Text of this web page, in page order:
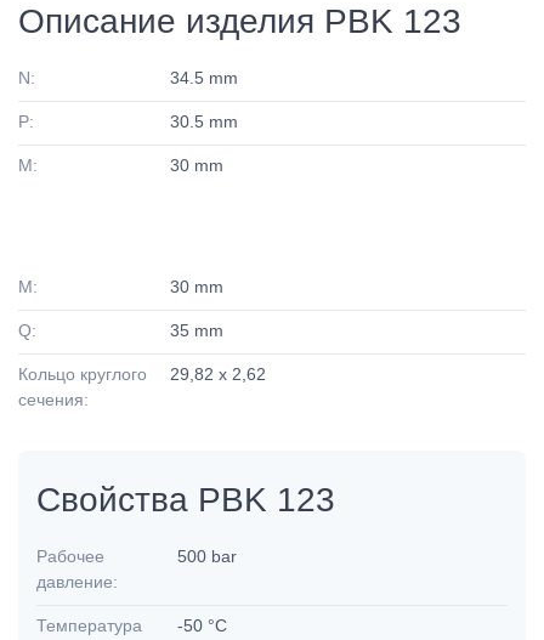
Описание изделия PBK 123
N: 34.5 mm
P: 30.5 mm
M: 30 mm
M: 30 mm
Q: 35 mm
Кольцо круглого
сечения:
29,82 x 2,62
Свойства PBK 123
Рабочее
давление:
500 bar
Температура
-50 °C